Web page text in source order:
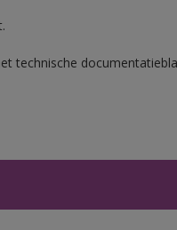
technische